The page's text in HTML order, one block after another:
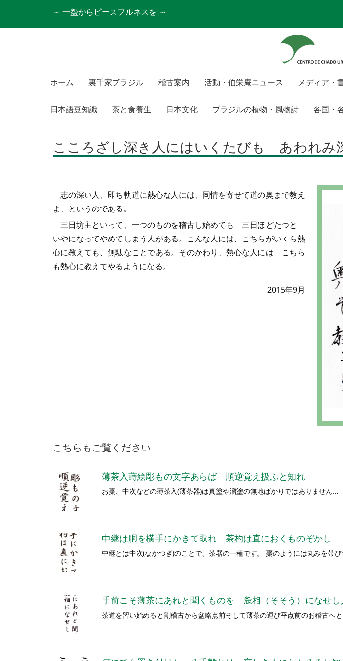
～ 一盌からピースフルネスを ～
ホーム 裏千家ブラジル 稽古案内 活動・伯栄庵ニュース メディア・
日本語豆知識 茶と食養生 日本文化 ブラジルの植物・風物詩 各国・
こころざし深き人にはいくたびも あわれみ
志の深い人、即ち軌道に熱心な人には、同情を寄せて道の奥まで教え
よ、というのである。
三日坊主といって、一つのものを稽古し始めても 三日ほどたつと
いやになってやめてしまう人がある。こんな人には、こちらがいくら熱
心に教えても、無駄なことである。そのかわり、熱心な人には こちら
も熱心に教えてやるようになる。
2015年9月
こちらもご覧ください
薄茶入蒔絵彫もの文字あらば 順逆覚え扱ふと知れ
お棗、中次などの薄茶入(薄茶器)は真塗や溜塗の無地ばかりではありません…
中継は胴を横手にかきて取れ 茶杓は直におくものぞかし
中継とは中次(なかつぎ)のことで、茶器の一種です。 棗のようには丸みを帯
手前こそ薄茶にあれと聞くものを 麁相（そそう）になせし
茶道を習い始めると割稽古から盆略点前そして薄茶の運び平点前のお稽古へ